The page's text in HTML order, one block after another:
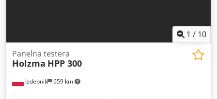
1 / 10
Izdebnik 659 km
Panelna testera
Holzma HPP 300